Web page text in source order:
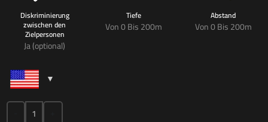
Diskriminierung
zwischen den
Zielpersonen
Ja (optional)
Tiefe
Von 0 Bis 200m
Abstand
Von 0 Bis 200m